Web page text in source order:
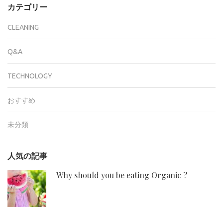
カテゴリー
CLEANING
Q&A
TECHNOLOGY
おすすめ
未分類
人気の記事
Why should you be eating Organic ?